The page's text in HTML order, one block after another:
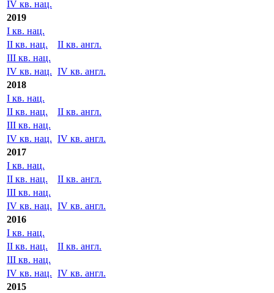
I кв. нац.
II кв. нац.
III кв. нац.
IV кв. нац.
2019
I кв. нац.
II кв. нац.
III кв. нац.
IV кв. нац.
IV кв. англ.
2018
I кв. нац.
II кв. нац.
III кв. нац.
IV кв. нац.
IV кв. англ.
2017
I кв. нац.
II кв. нац.
III кв. нац.
IV кв. нац.
IV кв. англ.
2016
I кв. нац.
II кв. нац.